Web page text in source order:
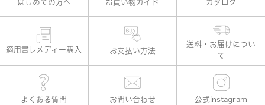
はじめての方へ お買い物ガイド カタログ
適用書レメディー購入 お支払い方法
よくある質問 お問い合わせ 公式Instagram